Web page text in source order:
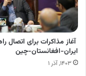
آغاز مذاکرات برای اتصال
ایران-افغانستان-چین
۱۴۰۳, آذر ۱